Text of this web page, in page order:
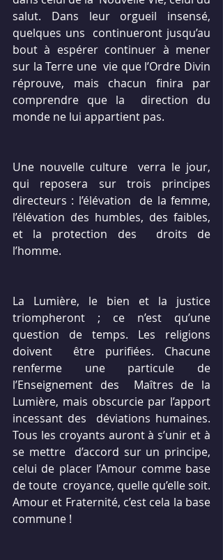
salut. Dans leur orgueil insensé,
quelques uns  continueront jusqu’au
bout à espérer continuer à mener
sur la Terre une  vie que l’Ordre Divin
réprouve, mais chacun finira par
comprendre que la  direction du
monde ne lui appartient pas.
Une nouvelle culture  verra le jour,
qui reposera sur trois principes
directeurs : l’élévation  de la femme,
l’élévation des humbles, des faibles,
et la protection des  droits de
l’homme.
La Lumière, le bien et la justice
triompheront ; ce n’est qu’une
question de temps. Les religions
doivent  être purifiées. Chacune
renferme une particule de
l’Enseignement des  Maîtres de la
Lumière, mais obscurcie par l’apport
incessant des  déviations humaines.
Tous les croyants auront à s’unir et à
se mettre  d’accord sur un principe,
celui de placer l’Amour comme base
de toute  croyance, quelle qu’elle soit.
Amour et Fraternité, c’est cela la base
commune !